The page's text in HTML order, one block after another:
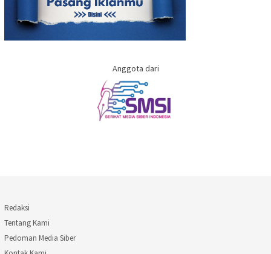
Anggota dari
Redaksi
Tentang Kami
Pedoman Media Siber